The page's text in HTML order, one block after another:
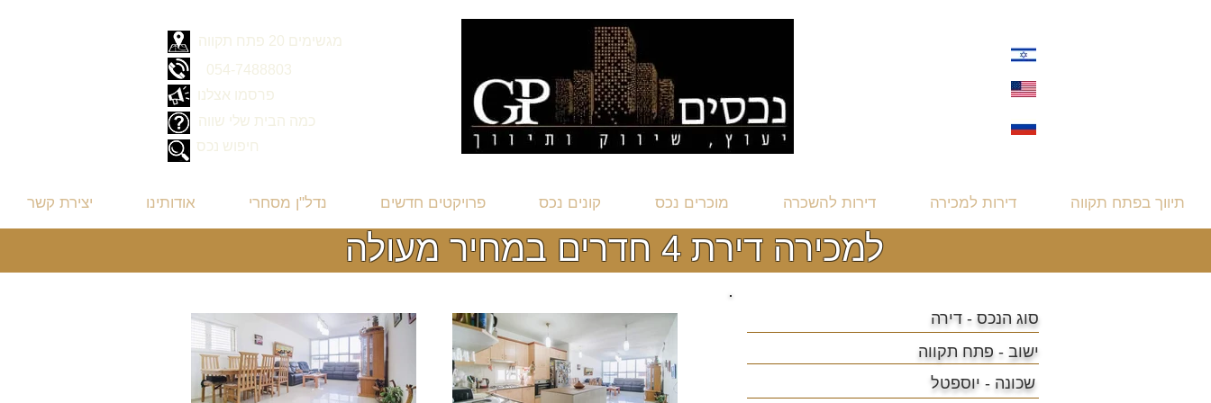
מגשימים 20 פתח תקווה
054-7488803
פרסמו אצלנו
כמה הבית שלי שווה
חיפוש נכס
תיווך בפתח תקווה דירות למכירה דירות להשכרה מוכרים נכס קונים נכס פרויקטים חדשים נדל"ן מסחרי אודותינו יצירת קשר
למכירה דירת 4 חדרים במחיר מעולה
סוג הנכס - דירה
ישוב - פתח תקווה
שכונה - יוספטל